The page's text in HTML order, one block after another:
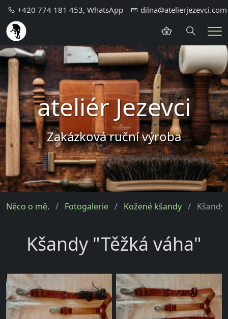
+420 774 181 453, WhatsApp dilna@atelierjezevci.com
Hledání
ateliér Jezevci
Zakázková ruční výroba
Něco o mě. Fotogalerie Kožené kšandy Kšandy
Kšandy "Těžká váha"